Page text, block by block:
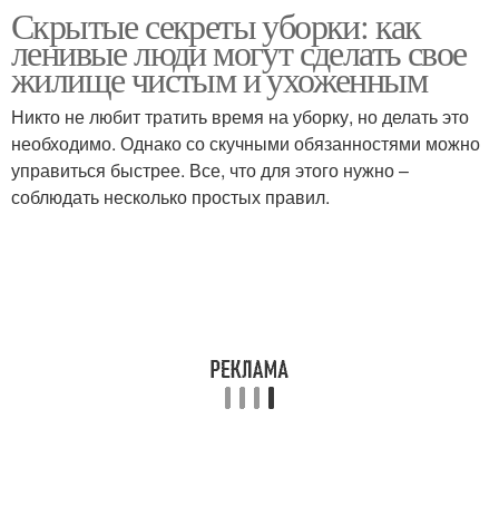
Скрытые секреты уборки: как
ленивые люди могут сделать свое
жилище чистым и ухоженным
Никто не любит тратить время на уборку, но делать это
необходимо. Однако со скучными обязанностями можно
управиться быстрее. Все, что для этого нужно –
соблюдать несколько простых правил.